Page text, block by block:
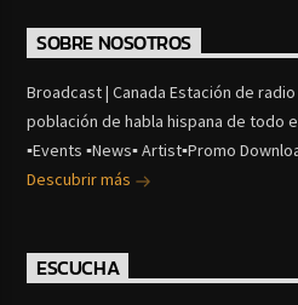
SOBRE NOSOTROS
Broadcast | Canada Estación de
población de habla hispana de todo
▪Events ▪News▪ Artist▪Promo
Descubrir más
ESCUCHA